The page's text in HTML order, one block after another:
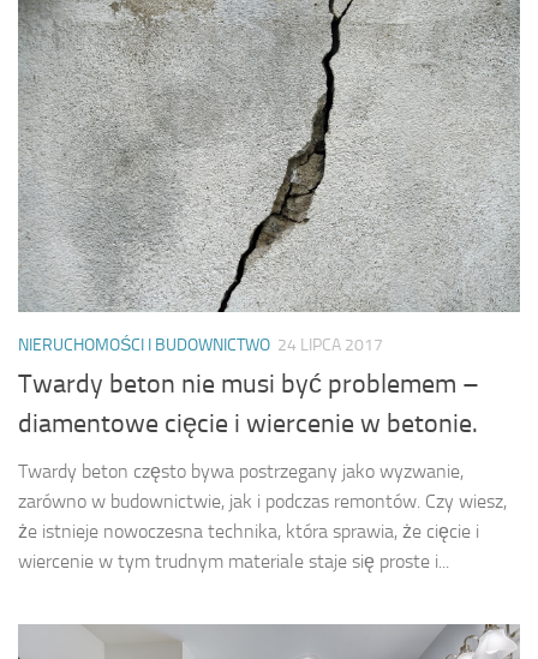
NIERUCHOMOŚCI I BUDOWNICTWO 24 LIPCA 2017
Twardy beton nie musi być problemem –
diamentowe cięcie i wiercenie w betonie.
Twardy beton często bywa postrzegany jako wyzwanie,
zarówno w budownictwie, jak i podczas remontów. Czy wiesz,
że istnieje nowoczesna technika, która sprawia, że cięcie i
wiercenie w tym trudnym materiale staje się proste i...